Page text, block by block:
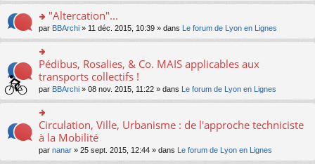
c
e
nt
le
pl
u
s
ré
c
e
nt
e
n
n
le
pl
u
s
c
nt
a
g
e
n
o
n
lu
le
pl
u
s
ré
e
le
m
e
s
g
e
n
o
n
lu
le
pl
u
ult
er
le
m
e
s
a
e
n
o
n
o
n
s
ult
er
le
m
e
s
s
a
g
e
"Altercation"...
par BBArchi » 11 déc. 2015, 10:39 » dans Le forum de Lyon en Lignes
o
n
ult
er
le
m
e
s
Pédibus, Rosalies, & Co. MAIS applicables aux
transports collectifs !
par BBArchi » 08 nov. 2015, 11:22 » dans Le forum de Lyon en Lignes
o
n
ult
Circulation, Ville, Urbanisme : de l'approche techniciste
à la Mobilité
par nanar » 25 sept. 2015, 12:44 » dans Le forum de Lyon en Lignes